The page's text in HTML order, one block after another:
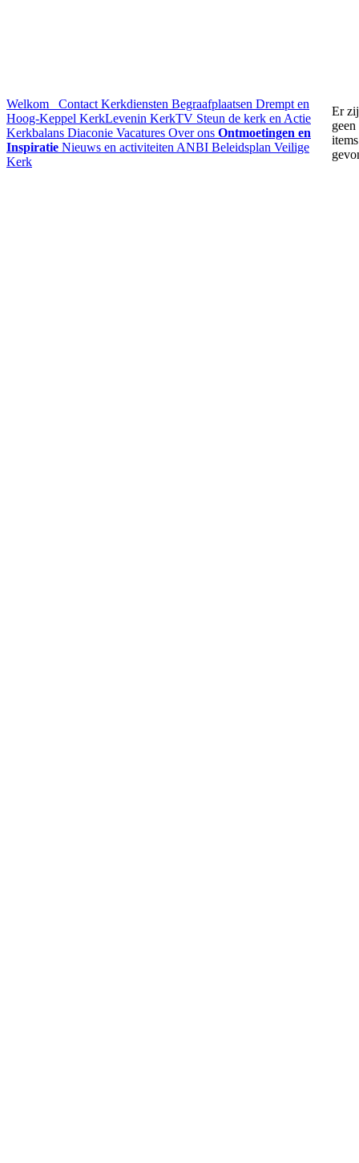
Welkom Contact Kerkdiensten Begraafplaatsen Drempt en
Hoog-Keppel KerkLevenin KerkTV Steun de kerk en Actie
Kerkbalans Diaconie Vacatures Over ons Ontmoetingen en
Inspiratie Nieuws en activiteiten ANBI Beleidsplan Veilige
Kerk
Er
geen
items